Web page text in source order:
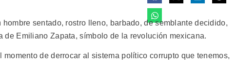
sentado, rostro lleno, barbado, de semblante decidido,
de Emiliano Zapata, símbolo de la revolución mexicana.
de derrocar al sistema político corrupto que tenemos,